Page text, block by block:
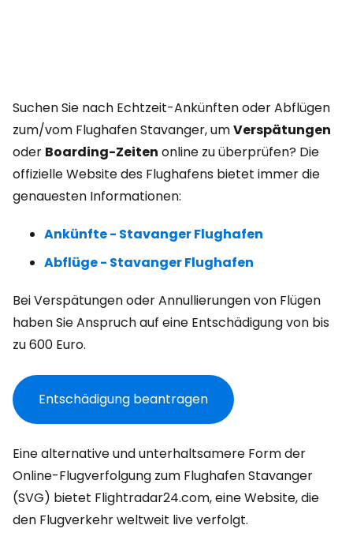
Suchen Sie nach Echtzeit-Ankünften oder Abflügen
zum/vom Flughafen Stavanger, umVerspätungen
oder Boarding-Zeiten online zu überprüfen? Die
offizielle Website des Flughafens bietet immer die
genauesten Informationen:
Ankünfte - Stavanger Flughafen
Abflüge - Stavanger Flughafen
Bei Verspätungen oder Annullierungen von Flügen
haben Sie Anspruch auf eine Entschädigung von bis
zu 600 Euro.
Entschädigung beantragen
Eine alternative und unterhaltsamere Form der
Online-Flugverfolgung zum Flughafen Stavanger
(SVG) bietet Flightradar24.com, eine Website, die
den Flugverkehr weltweit live verfolgt.